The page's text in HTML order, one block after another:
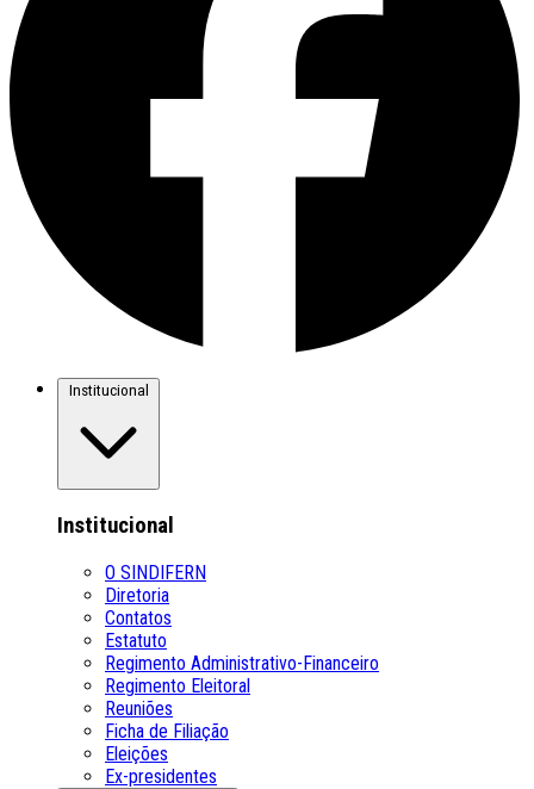
Institucional
Institucional
O SINDIFERN
Diretoria
Contatos
Estatuto
Regimento Administrativo-Financeiro
Regimento Eleitoral
Reuniões
Ficha de Filiação
Eleições
Ex-presidentes